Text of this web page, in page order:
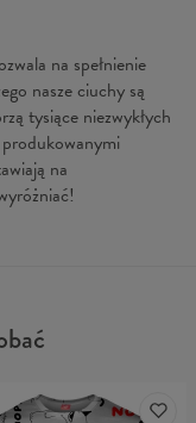
na spełnienie
nasze ciuchy są
tysiące niezwykłych
na